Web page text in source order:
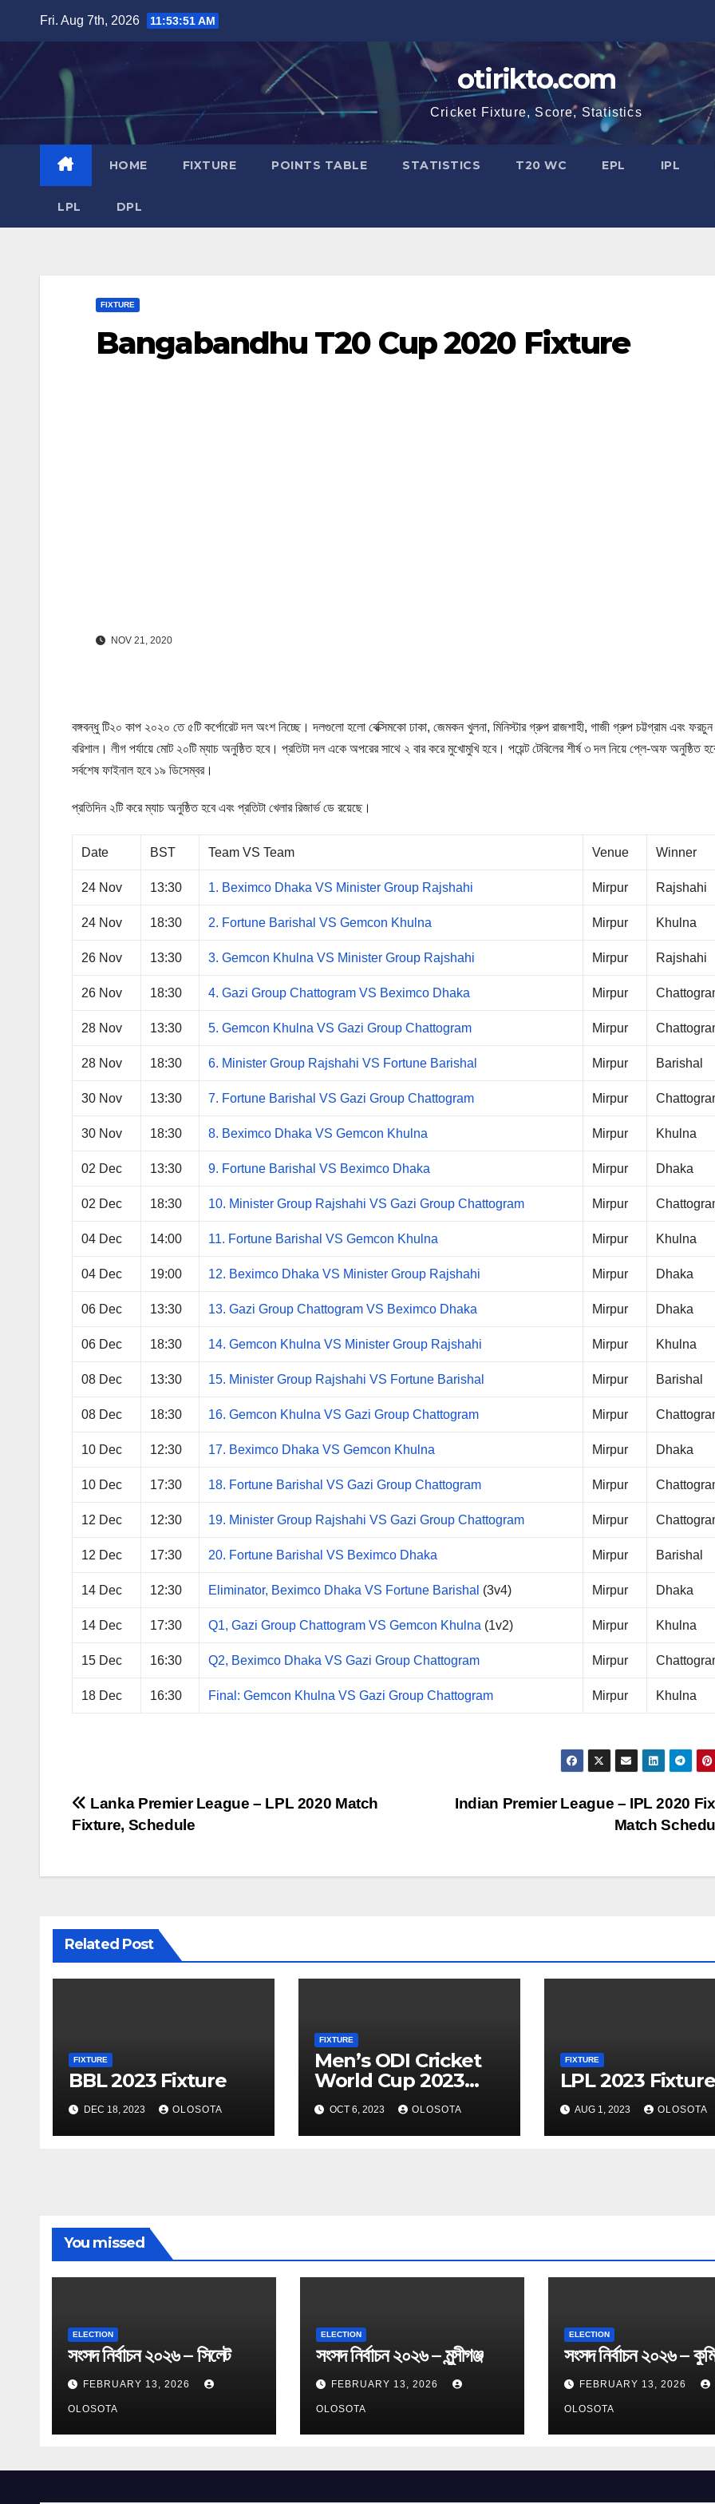
content
Fri. Aug 7th, 2026 11:53:52 AM
otirikto.com
Cricket Fixture, Score, Statistics
HOME FIXTURE POINTS TABLE STATISTICS T20 WC EPL IPL
LPL DPL
FIXTURE
Bangabandhu T20 Cup 2020 Fixture
NOV 21, 2020
বঙ্গবন্ধু টি২০ কাপ ২০২০ তে ৫টি কর্পোরেট দল অংশ নিচ্ছে। দলগুলো হলো বেক্সিমকো ঢাকা, জেমকন খুলনা, মিনিস্টার গ্রুপ রাজশাহী, গাজী গ্রুপ চট্টগ্রাম এবং ফরচুন
বরিশাল। লীগ পর্যায়ে মোট ২০টি ম্যাচ অনুষ্ঠিত হবে। প্রতিটা দল একে অপরের সাথে ২ বার করে মুখোমুখি হবে। পয়েন্ট টেবিলের শীর্ষ ৩ দল নিয়ে প্লে-অফ অনুষ্ঠিত
সর্বশেষ ফাইনাল হবে ১৯ ডিসেম্বর।
প্রতিদিন ২টি করে ম্যাচ অনুষ্ঠিত হবে এবং প্রতিটা খেলার রিজার্ভ ডে রয়েছে।
Date BST Team VS Team Venue Winner
24 Nov 13:30 1. Beximco Dhaka VS Minister Group Rajshahi Mirpur Rajshahi
24 Nov 18:30 2. Fortune Barishal VS Gemcon Khulna Mirpur Khulna
26 Nov 13:30 3. Gemcon Khulna VS Minister Group Rajshahi Mirpur Rajshahi
26 Nov 18:30 4. Gazi Group Chattogram VS Beximco Dhaka Mirpur
28 Nov 13:30 5. Gemcon Khulna VS Gazi Group Chattogram Mirpur
28 Nov 18:30 6. Minister Group Rajshahi VS Fortune Barishal Mirpur Barishal
30 Nov 13:30 7. Fortune Barishal VS Gazi Group Chattogram Mirpur
30 Nov 18:30 8. Beximco Dhaka VS Gemcon Khulna Mirpur Khulna
02 Dec 13:30 9. Fortune Barishal VS Beximco Dhaka Mirpur Dhaka
02 Dec 18:30 10. Minister Group Rajshahi VS Gazi Group Chattogram Mirpur
04 Dec 14:00 11. Fortune Barishal VS Gemcon Khulna Mirpur Khulna
04 Dec 19:00 12. Beximco Dhaka VS Minister Group Rajshahi Mirpur Dhaka
06 Dec 13:30 13. Gazi Group Chattogram VS Beximco Dhaka Mirpur Dhaka
06 Dec 18:30 14. Gemcon Khulna VS Minister Group Rajshahi Mirpur Khulna
08 Dec 13:30 15. Minister Group Rajshahi VS Fortune Barishal Mirpur Barishal
08 Dec 18:30 16. Gemcon Khulna VS Gazi Group Chattogram Mirpur
10 Dec 12:30 17. Beximco Dhaka VS Gemcon Khulna Mirpur Dhaka
10 Dec 17:30 18. Fortune Barishal VS Gazi Group Chattogram Mirpur
12 Dec 12:30 19. Minister Group Rajshahi VS Gazi Group Chattogram Mirpur
12 Dec 17:30 20. Fortune Barishal VS Beximco Dhaka Mirpur Barishal
14 Dec 12:30 Eliminator, Beximco Dhaka VS Fortune Barishal (3v4) Mirpur Dhaka
14 Dec 17:30 Q1, Gazi Group Chattogram VS Gemcon Khulna (1v2) Mirpur Khulna
15 Dec 16:30 Q2, Beximco Dhaka VS Gazi Group Chattogram Mirpur
18 Dec 16:30 Final: Gemcon Khulna VS Gazi Group Chattogram Mirpur Khulna
Post
navigation
Indian Premier League – IPL 2020
Match
Lanka Premier League – LPL 2020 Match
Fixture, Schedule
Related Post
FIXTURE
BBL 2023 Fixture
DEC 18, 2023 OLOSOTA
FIXTURE
Men’s ODI Cricket
World Cup 2023
Fixture
OCT 6, 2023 OLOSOTA
FIXTURE
LPL 2023 Fixture
AUG 1, 2023 OLOSOTA
You missed
ELECTION
সংসদ নির্বাচন ২০২৬ – সিলেট
FEBRUARY 13, 2026
OLOSOTA
ELECTION
সংসদ নির্বাচন ২০২৬ – মুন্সীগঞ্জ
FEBRUARY 13, 2026
OLOSOTA
ELECTION
সংসদ নির্বাচন ২০২৬ –
FEBRUARY 13, 2026
OLOSOTA